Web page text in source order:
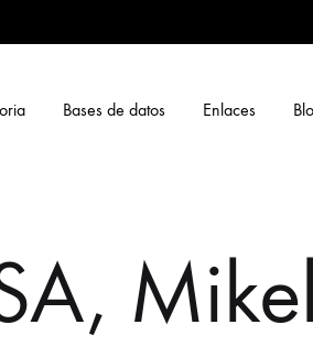
Bases de datos Enlaces